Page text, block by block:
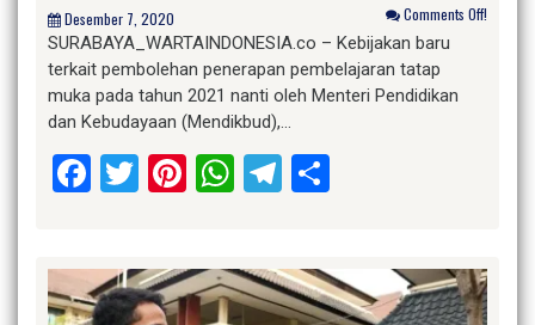
Desember 7, 2020 Comments Off!
SURABAYA_WARTAINDONESIA.co – Kebijakan baru
terkait pembolehan penerapan pembelajaran tatap
muka pada tahun 2021 nanti oleh Menteri Pendidikan
dan Kebudayaan (Mendikbud),…
Facebook
Twitter
Pinterest
WhatsApp
Telegram